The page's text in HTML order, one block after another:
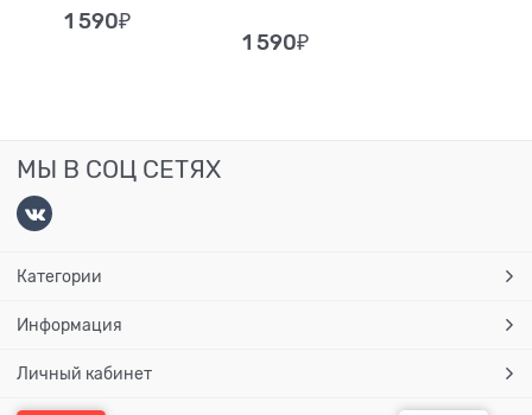
1 590₽
1 590₽
МЫ В СОЦ СЕТЯХ
Категории
Информация
Личный кабинет